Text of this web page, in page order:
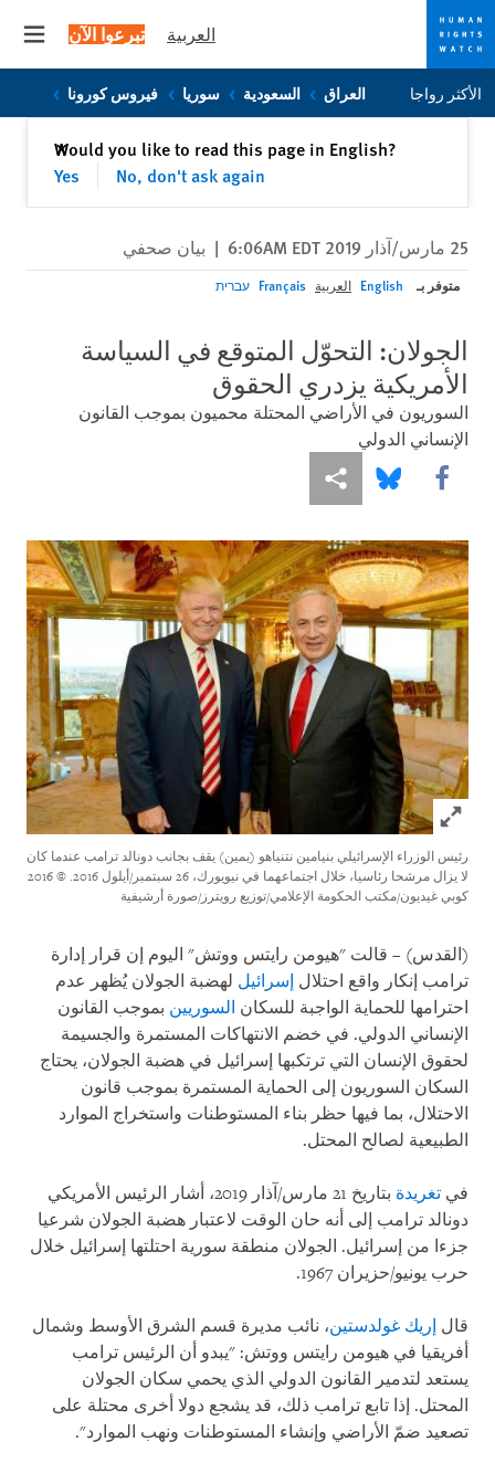
Skip
to
Skip
to
العربية تبرعوا الآن
الأكثر رواجا العراق السعودية سوريا فيروس كورونا
Would you like to read this page in English?
Yes
No, don't ask again
✕إغلاق
25 مارس/آذار 2019 6:06AM EDT | بيان صحفي
متوفر بـ English العربية Français עברית
الجولان: التحوّل المتوقع في السياسة
الأمريكية يزدري الحقوق
السوريون في الأراضي المحتلة محميون بموجب القانون
الإنساني الدولي
Share this via Facebook
Share this via Bluesky
Share this via مشاركة
Click to expand Image
رئيس الوزراء الإسرائيلي بنيامين نتنياهو (يمين) يقف بجانب دونالد ترامب عندما كان
لا يزال مرشحا رئاسيا، خلال اجتماعهما في نيويورك، 26 سبتمبر/أيلول 2016.
© 2016
كوبي غيديون/مكتب الحكومة الإعلامي/توزيع رويترز/صورة أرشيفية
(القدس) – قالت "هيومن رايتس ووتش" اليوم إن قرار إدارة
ترامب إنكار واقع احتلال إسرائيل لهضبة الجولان يُظهر عدم
احترامها للحماية الواجبة للسكان السوريين بموجب القانون
الإنساني الدولي. في خضم الانتهاكات المستمرة والجسيمة
لحقوق الإنسان التي ترتكبها إسرائيل في هضبة الجولان، يحتاج
السكان السوريون إلى الحماية المستمرة بموجب قانون
الاحتلال، بما فيها حظر بناء المستوطنات واستخراج الموارد
الطبيعية لصالح المحتل.
في تغريدة
بتاريخ 21 مارس/آذار 2019، أشار الرئيس الأمريكي
دونالد ترامب إلى أنه حان الوقت لاعتبار هضبة الجولان شرعيا
جزءا من إسرائيل. الجولان منطقة سورية احتلتها إسرائيل خلال
حرب يونيو/حزيران 1967
.
قال إريك غولدستين، نائب مديرة قسم الشرق الأوسط وشمال
أفريقيا في هيومن رايتس ووتش: "يبدو أن الرئيس ترامب
يستعد لتدمير القانون الدولي الذي يحمي سكان الجولان
المحتل. إذا تابع ترامب ذلك، قد يشجع دولا أخرى محتلة على
تصعيد ضمّ الأراضي وإنشاء المستوطنات ونهب الموارد".